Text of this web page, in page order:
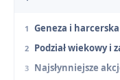
Geneza i
Podział wiekowy i
Najsłynniejsze